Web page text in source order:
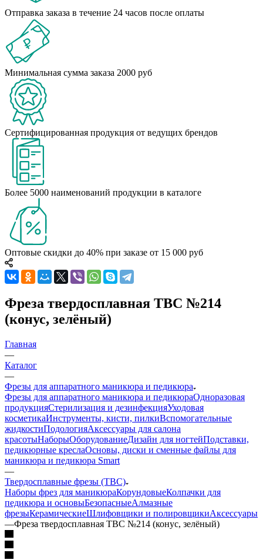
Отправка заказа в течение 24 часов после оплаты
Минимальная сумма заказа 2000 руб
Сертифицированная продукция от ведущих брендов
Более 5000 наименований продукции в каталоге
Оптовые скидки до 40% при заказе от 15 000 руб
Фреза твердосплавная ТВС №214
(конус, зелёный)
Главная
—
Каталог
—
Фрезы для аппаратного маникюра и педикюра
Фрезы для аппаратного маникюра и педикюраОдноразовая
продукцияСтерилизация и дезинфекцияУходовая
косметикаИнструменты, кисти, пилкиВспомогательные
жидкостиПодологияАксессуары для салона
красотыНаборыОборудованиеДизайн для ногтейПодставки,
педикюрные креслаОсновы, диски и сменные файлы для
маникюра и педикюра Smart
—
Твердосплавные фрезы (ТВС)
Наборы фрез для маникюраКорундовыеКолпачки для
педикюра и основыБезопасныеАлмазные
фрезыКерамическиеШлифовщики и полировщикиАксессуары
—Фреза твердосплавная ТВС №214 (конус, зелёный)